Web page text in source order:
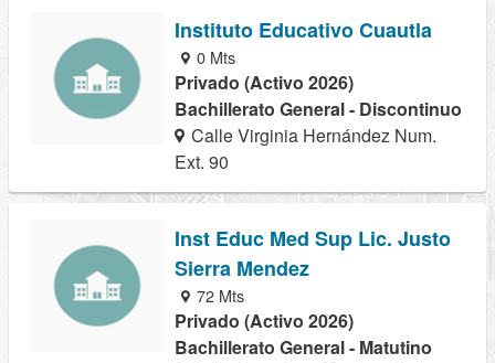
Instituto Educativo Cuautla
0 Mts
Privado (Activo 2026)
Bachillerato General - Discontinuo
Calle Virginia Hernández Num.
Ext. 90
Inst Educ Med Sup Lic. Justo
Sierra Mendez
72 Mts
Privado (Activo 2026)
Bachillerato General - Matutino